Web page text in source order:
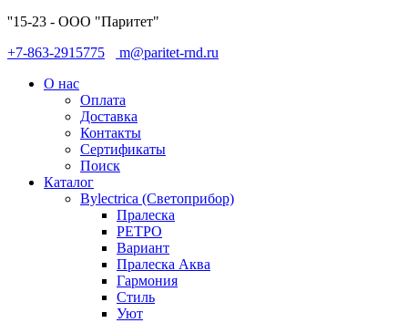
''15-23 - ООО "Паритет"
+7-863-2915775
m@paritet-rnd.ru
О нас
Оплата
Доставка
Контакты
Сертификаты
Поиск
Каталог
Bylectrica (Светоприбор)
Пралеска
РЕТРО
Вариант
Пралеска Аква
Гармония
Стиль
Уют